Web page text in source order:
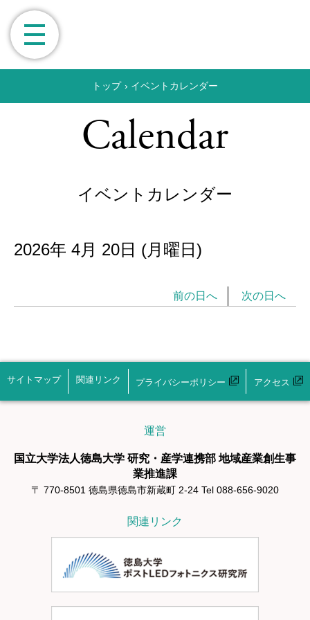
トップ › イベントカレンダー
Calendar
イベントカレンダー
2026年 4月 20日 (月 曜日 )
前の日へ 次の日へ
サイトマップ 関連リンク プライバシーポリシー アクセス
運営
国立大学法人徳島大学 研究・産学連携部 地域産業創生事
業推進課
〒 770-8501 徳島県徳島市新蔵町 2-24 Tel 088-656-9020
関連リンク